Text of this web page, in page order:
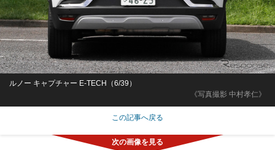
《写真撮影 中村孝仁》
ルノー キャプチャー E-TECH（6/39）
この記事へ戻る